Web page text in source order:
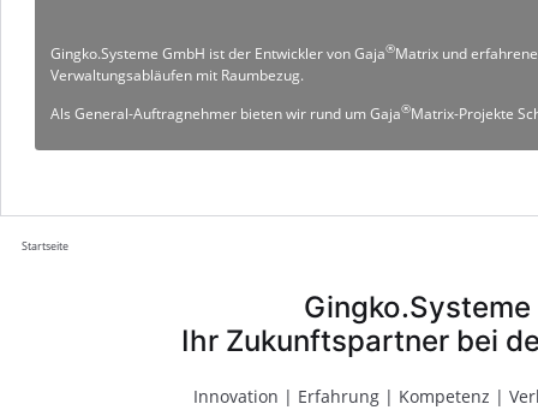
Gingko.Systeme GmbH ist der Entwickler von Gaja®Matrix und
Verwaltungsabläufen mit Raumbezug.
Als General-Auftragnehmer bieten wir rund um Gaja®Matrix-Projekte
Startseite
Gingko.Systeme
Ihr Zukunftspartner bei
Innovation | Erfahrung | Kompetenz |